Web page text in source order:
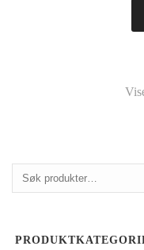
Søk
etter: